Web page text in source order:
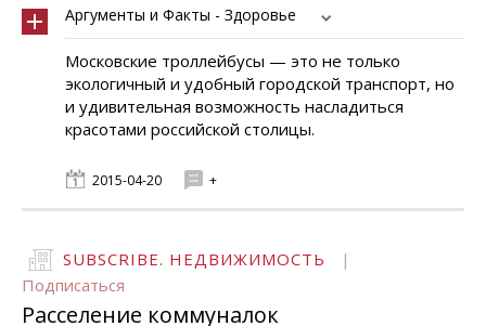
Аргументы и Факты - Здоровье
Московские троллейбусы — это не только
экологичный и удобный городской транспорт, но
и удивительная возможность насладиться
красотами российской столицы.
2015-04-20 +
SUBSCRIBE. НЕДВИЖИМОСТЬ
|
Подписаться
Расселение коммуналок